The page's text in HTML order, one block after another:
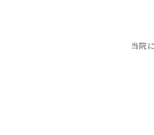
当院